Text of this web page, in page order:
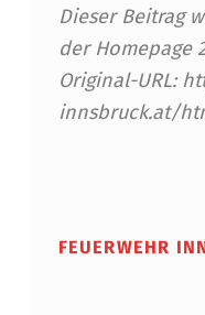
A
T
Z
O
Dieser Beitrag
der Homepage
Original-URL:
innsbruck.at/
FEUERWEHR